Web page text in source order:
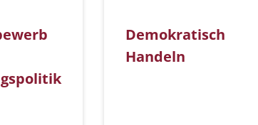
Demokratisch
Handeln